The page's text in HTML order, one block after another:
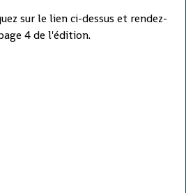
sur le lien ci-dessus et rendez-
4 de l'édition.